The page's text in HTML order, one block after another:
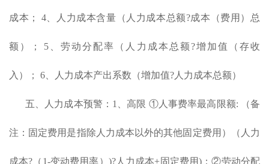
成本； 4、人力成本含量（人力成本总额?成本（费用）总
额）； 5、劳动分配率（人力成本总额?增加值（存收
入）； 6、人力成本产出系数（增加值?人力成本总额）
五、人力成本预警：1、高限 ①人事费率最高限额: （备
注：固定费用是指除人力成本以外的其他固定费用）（人力
成本?（1-变动费用率）)?人力成本+固定费用)；②劳动分配